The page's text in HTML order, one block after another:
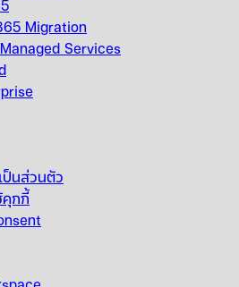
Migration
Services
ป็นส่วนตัว
คุกกี้